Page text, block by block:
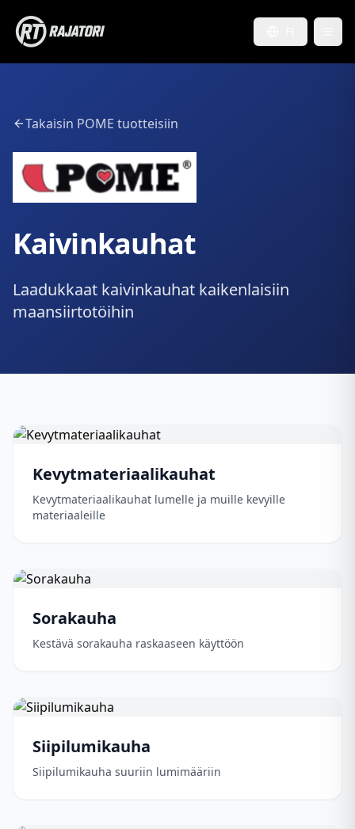
Takaisin POME tuotteisiin
Kaivinkauhat
Laadukkaat kaivinkauhat kaikenlaisiin
maansiirtotöihin
Kevytmateriaalikauhat
Kevytmateriaalikauhat lumelle ja muille kevyille
materiaaleille
Sorakauha
Kestävä sorakauha raskaaseen käyttöön
Siipilumikauha
Siipilumikauha suuriin lumimääriin